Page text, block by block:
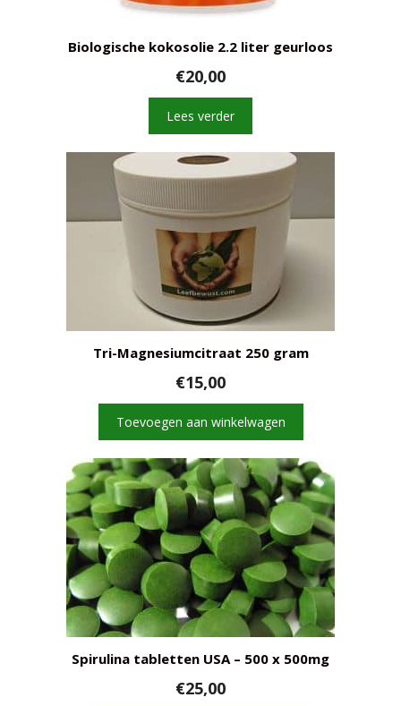
Biologische kokosolie 2.2 liter geurloos
€20,00
Lees verder
Tri-Magnesiumcitraat 250 gram
€15,00
Toevoegen aan winkelwagen
Spirulina tabletten USA – 500 x 500mg
€25,00